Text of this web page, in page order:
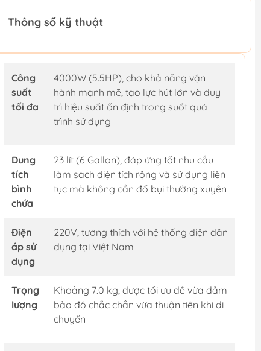
Thông số kỹ thuật
Công
suất
tối đa
4000W (5.5HP), cho khả năng vận
hành mạnh mẽ, tạo lực hút lớn và duy
trì hiệu suất ổn định trong suốt quá
trình sử dụng
Dung
tích
bình
chứa
23 lít (6 Gallon), đáp ứng tốt nhu cầu
làm sạch diện tích rộng và sử dụng liên
tục mà không cần đổ bụi thường xuyên
Điện
áp sử
dụng
220V, tương thích với hệ thống điện dân
dụng tại Việt Nam
Trọng
lượng
Khoảng 7.0 kg, được tối ưu để vừa đảm
bảo độ chắc chắn vừa thuận tiện khi di
chuyển